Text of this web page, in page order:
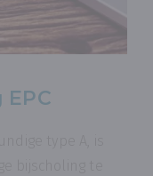
type A, is
bijscholing te